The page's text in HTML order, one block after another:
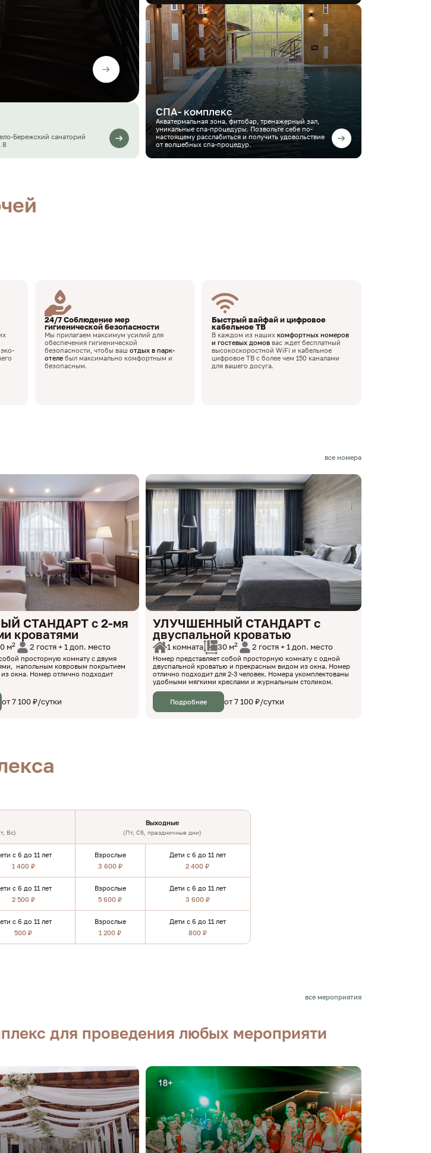
Бережский санаторий
8
СПА- комплекс
Акватермальная зона, фитобар, тренажерный зал,
уникальные спа-процедуры. Позвольте себе по-
настоящему расслабиться и получить удовольствие
от волшебных спа-процедур.
24/7 Соблюдение мер
гигиенической безопасности
Мы прилагаем максимум усилий для
обеспечения гигиенической
безопасности, чтобы вашотдых в парк-
отеле был максимально комфортным и
безопасным.
Быстрый вайфай и цифровое
кабельное ТВ
В каждом из наших комфортных номеров
и гостевых домоввас ждет бесплатный
высокоскоростной WiFi и кабельное
цифровое ТВ с более чем 150 каналами
для вашего досуга.
все номера
СТАНДАРТ с 2-мя
кроватями
м2 2 гостя + 1 доп. место
просторную комнату с двумя
напольным ковровым покрытием
окна. Номер отлично подходит
от 7 100 ₽/сутки
УЛУЧШЕННЫЙ СТАНДАРТ с
двуспальной кроватью
1 комната 30 м2 2 гостя + 1 доп. место
Номер представляет собой просторную комнату с одной
двуспальной кроватью и прекрасным видом из окна. Номер
отлично подходит для 2-3 человек. Номера укомплектованы
удобными мягкими креслами и журнальным столиком.
Подробнее от 7 100 ₽/сутки
Вс)
Выходные
(Пт, Сб, праздничные дни)
с 6 до 11 лет
1 400 ₽
Взрослые
3 600 ₽
Дети с 6 до 11 лет
2 400 ₽
с 6 до 11 лет
2 500 ₽
Взрослые
5 600 ₽
Дети с 6 до 11 лет
3 600 ₽
с 6 до 11 лет
500 ₽
Взрослые
1 200 ₽
Дети с 6 до 11 лет
800 ₽
все мероприятия
для проведения любых мероприяти